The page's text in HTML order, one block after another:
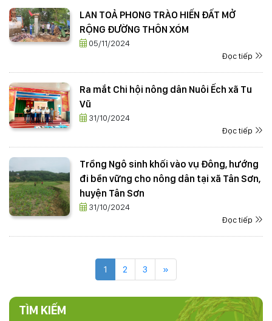
LAN TOẢ PHONG TRÀO HIẾN ĐẤT MỞ
RỘNG ĐƯỜNG THÔN XÓM
05/11/2024
Đọc tiếp
Ra mắt Chi hội nông dân Nuôi Ếch xã Tu
Vũ
31/10/2024
Đọc tiếp
Trồng Ngô sinh khối vào vụ Đông, hướng
đi bền vững cho nông dân tại xã Tân Sơn,
huyện Tân Sơn
31/10/2024
Đọc tiếp
1 2 3 »
TÌM KIẾM
THÔNG BÁO Kết quả tổng điều tra tình hình sinh vật
gây hại (SVGH) đầu vụ, dự báo SVGH trên cây lúa vụ
thủy điện Hòa Bình
18/07/2025